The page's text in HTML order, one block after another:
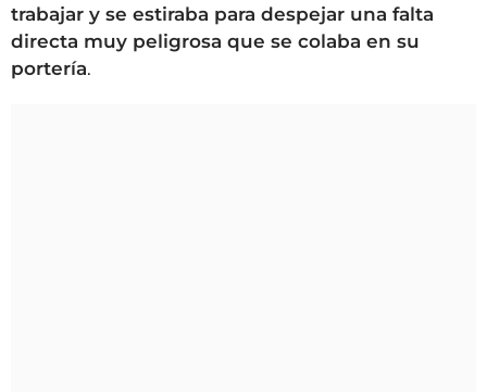
trabajar y se estiraba para despejar una falta
directa muy peligrosa que se colaba en su
portería.